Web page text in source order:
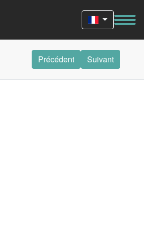
Précédent Suivant